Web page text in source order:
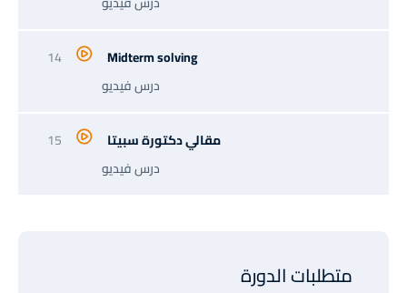
14
Midterm solving
درس فيديو
15
مقالي دكتورة سبيتا
درس فيديو
متطلبات الدورة